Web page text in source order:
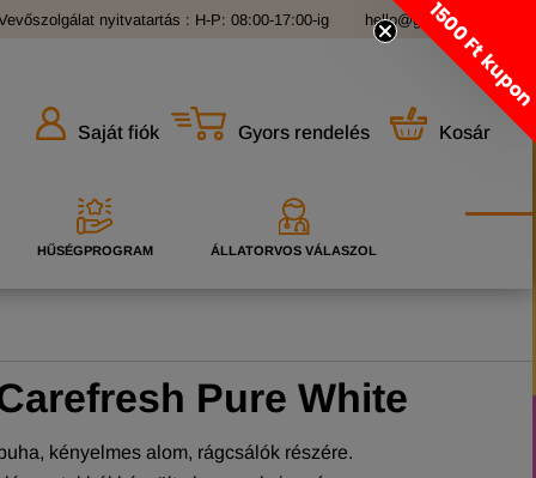
nyitvatartás : H-P: 08:00-17:00-ig hello@grandopet.hu
Saját fiók Gyors rendelés Kosár
HŰSÉGPROGRAM ÁLLATORVOS VÁLASZOL
Pure White
kényelmes alom, rágcsálók részére.
1500 Ft